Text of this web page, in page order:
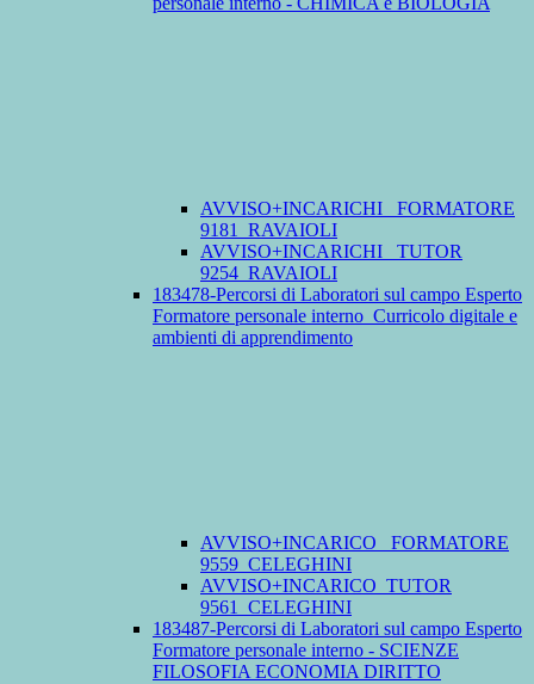
AVVISO+INCARICHI_ FORMATORE
9181_RAVAIOLI
AVVISO+INCARICHI_ TUTOR
9254_RAVAIOLI
183478-Percorsi di Laboratori sul campo Esperto
Formatore personale interno_Curricolo digitale e
ambienti di apprendimento
AVVISO+INCARICO_ FORMATORE
9559_CELEGHINI
AVVISO+INCARICO_TUTOR
9561_CELEGHINI
183487-Percorsi di Laboratori sul campo Esperto
Formatore personale interno - SCIENZE
FILOSOFIA ECONOMIA DIRITTO